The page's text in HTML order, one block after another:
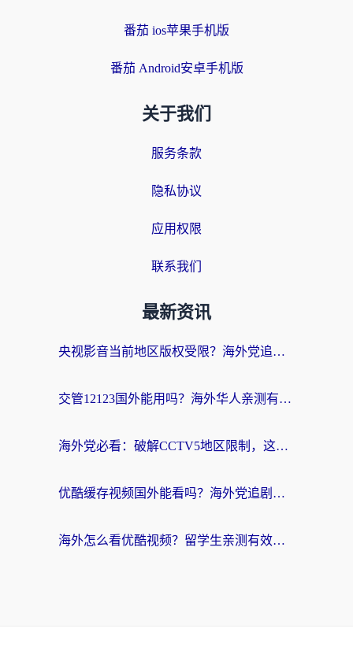
番茄 ios苹果手机版
番茄 Android安卓手机版
关于我们
服务条款
隐私协议
应用权限
联系我们
最新资讯
央视影音当前地区版权受限？海外党追剧看片的终极解决方案来了
交管12123国外能用吗？海外华人亲测有效的回国加速器选择指南
海外党必看：破解CCTV5地区限制，这样看欧洲杯奥运直播才够爽！
优酷缓存视频国外能看吗？海外党追剧看片的终极解决方案来了
海外怎么看优酷视频？留学生亲测有效的回国加速器选择指南